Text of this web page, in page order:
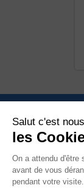
Catégories
Mon compte